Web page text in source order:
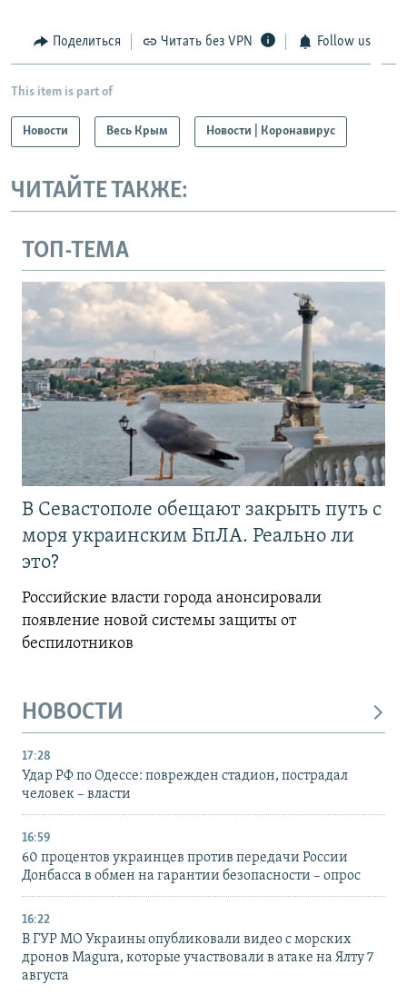
Поделиться Читать без VPN Follow us
This item is part of
Новости Весь Крым Новости | Коронавирус
ЧИТАЙТЕ ТАКЖЕ:
ТОП-ТЕМА
В Севастополе обещают закрыть путь с
моря украинским БпЛА. Реально ли
это?
Российские власти города анонсировали
появление новой системы защиты от
беспилотников
НОВОСТИ
17:28
Удар РФ по Одессе: поврежден стадион, пострадал
человек – власти
16:59
60 процентов украинцев против передачи России
Донбасса в обмен на гарантии безопасности – опрос
16:22
В ГУР МО Украины опубликовали видео с морских
дронов Magura, которые участвовали в атаке на Ялту 7
августа